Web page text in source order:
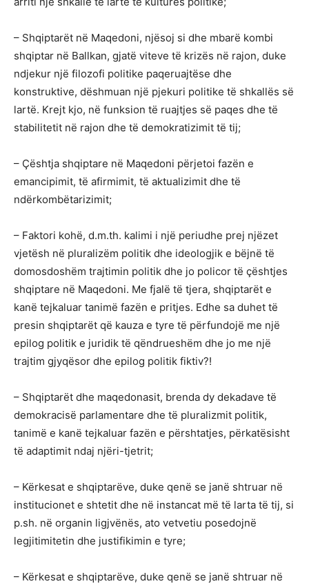
– Shqiptarët në Maqedoni, njësoj si dhe mbarë kombi
shqiptar në Ballkan, gjatë viteve të krizës në rajon, duke
ndjekur një filozofi politike paqeruajtëse dhe
konstruktive, dëshmuan një pjekuri politike të shkallës së
lartë. Krejt kjo, në funksion të ruajtjes së paqes dhe të
stabilitetit në rajon dhe të demokratizimit të tij;
– Çështja shqiptare në Maqedoni përjetoi fazën e
emancipimit, të afirmimit, të aktualizimit dhe të
ndërkombëtarizimit;
– Faktori kohë, d.m.th. kalimi i një periudhe prej njëzet
vjetësh në pluralizëm politik dhe ideologjik e bëjnë të
domosdoshëm trajtimin politik dhe jo policor të çështjes
shqiptare në Maqedoni. Me fjalë të tjera, shqiptarët e
kanë tejkaluar tanimë fazën e pritjes. Edhe sa duhet të
presin shqiptarët që kauza e tyre të përfundojë me një
epilog politik e juridik të qëndrueshëm dhe jo me një
trajtim gjyqësor dhe epilog politik fiktiv?!
– Shqiptarët dhe maqedonasit, brenda dy dekadave të
demokracisë parlamentare dhe të pluralizmit politik,
tanimë e kanë tejkaluar fazën e përshtatjes, përkatësisht
të adaptimit ndaj njëri-tjetrit;
– Kërkesat e shqiptarëve, duke qenë se janë shtruar në
institucionet e shtetit dhe në instancat më të larta të tij, si
p.sh. në organin ligjvënës, ato vetvetiu posedojnë
legjitimitetin dhe justifikimin e tyre;
– Kërkesat e shqiptarëve, duke qenë se janë shtruar në